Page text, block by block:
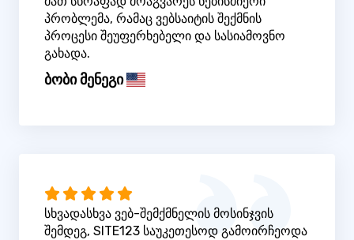
პრობლემა, რამაც ვებსაიტის შექმნის
პროცესი შეუფერხებელი და სასიამოვნო
გახადა.
ბობი მენეგი
სხვადასხვა ვებ-შემქმნელის მოსინჯვის
შემდეგ, SITE123 საუკეთესოდ გამოირჩეოდა